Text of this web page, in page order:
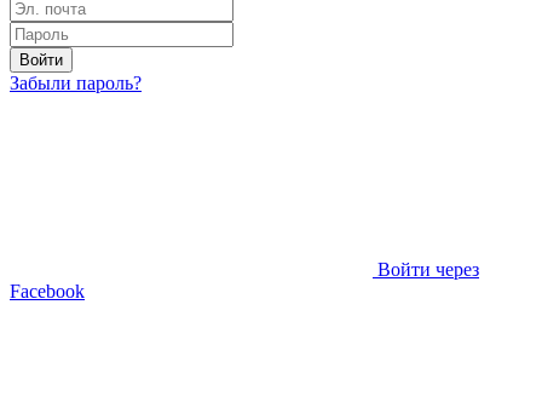
Войти
Забыли пароль?
Войти через
Facebook